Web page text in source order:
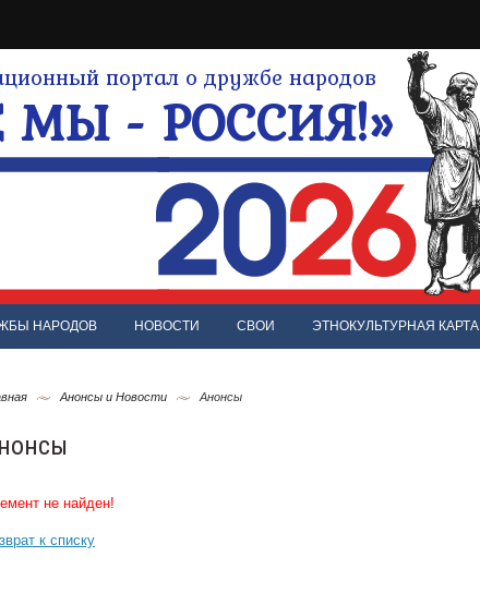
портал о дружбе народов
МЫ - РОССИЯ!»
НАРОДОВ НОВОСТИ СВОИ ЭТНОКУЛЬТУРНАЯ КАРТА
Анонсы и Новости Анонсы
не найден!
к списку